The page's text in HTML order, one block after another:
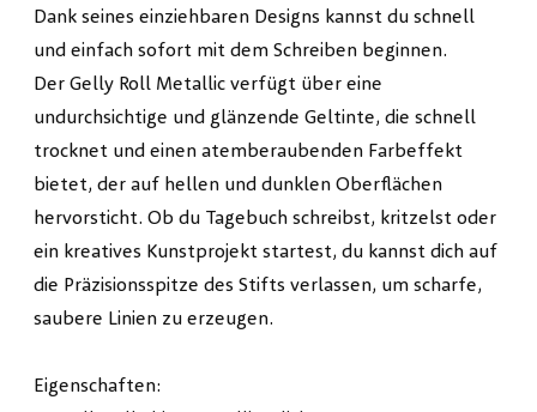
Dank seines einziehbaren Designs kannst du schnell
und einfach sofort mit dem Schreiben beginnen.
Der Gelly Roll Metallic verfügt über eine
undurchsichtige und glänzende Geltinte, die schnell
trocknet und einen atemberaubenden Farbeffekt
bietet, der auf hellen und dunklen Oberflächen
hervorsticht. Ob du Tagebuch schreibst, kritzelst oder
ein kreatives Kunstprojekt startest, du kannst dich auf
die Präzisionsspitze des Stifts verlassen, um scharfe,
saubere Linien zu erzeugen.
Eigenschaften: